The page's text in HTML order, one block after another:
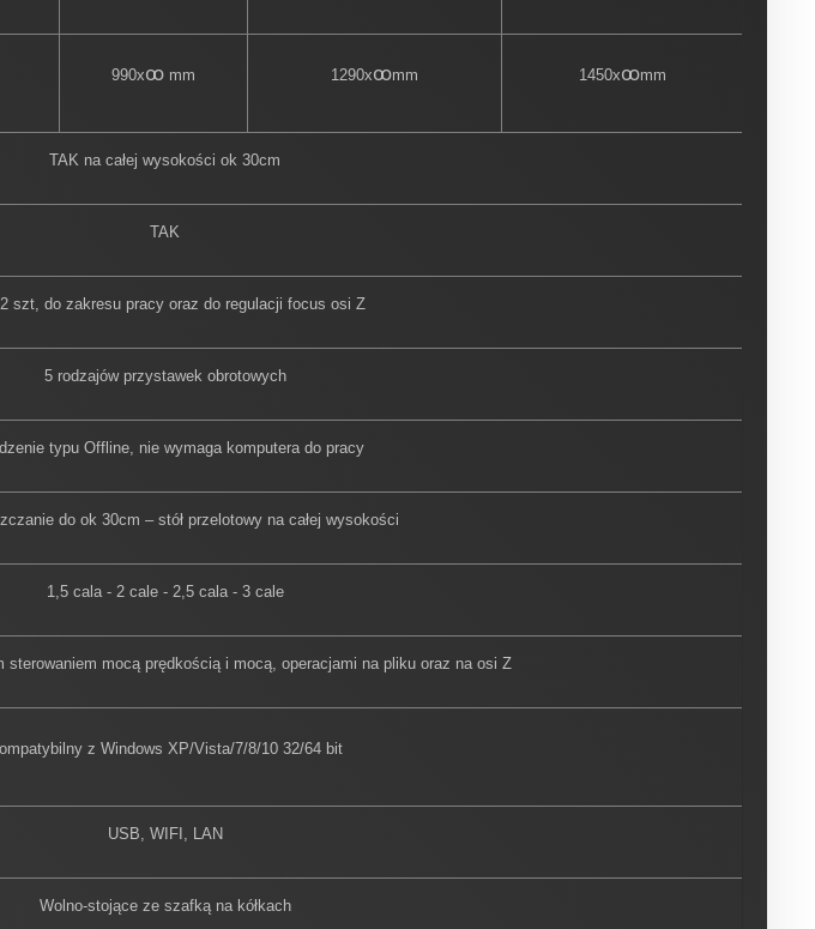
990xꝏ mm 1290xꝏmm 1450xꝏmm
TAK na całej wysokości ok 30cm
TAK
szt, do zakresu pracy oraz do regulacji focus osi Z
5 rodzajów przystawek obrotowych
typu Offline, nie wymaga komputera do pracy
do ok 30cm – stół przelotowy na całej wysokości
1,5 cala - 2 cale - 2,5 cala - 3 cale
sterowaniem mocą prędkością i mocą, operacjami na pliku oraz na osi Z
z Windows XP/Vista/7/8/10 32/64 bit
USB, WIFI, LAN
Wolno-stojące ze szafką na kółkach